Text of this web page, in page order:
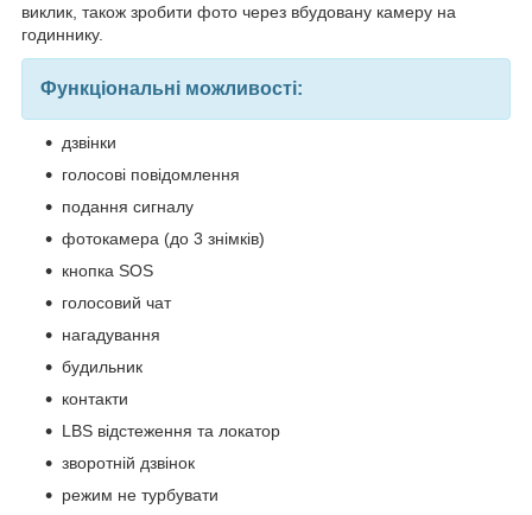
виклик, також зробити фото через вбудовану камеру на
годиннику.
Функціональні можливості:
дзвінки
голосові повідомлення
подання сигналу
фотокамера (до 3 знімків)
кнопка SOS
голосовий чат
нагадування
будильник
контакти
LBS відстеження та локатор
зворотній дзвінок
режим не турбувати